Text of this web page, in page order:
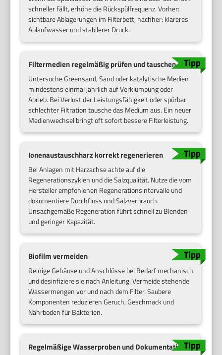
schneller fällt, erhöhe die Rückspülfrequenz. Vorher:
sichtbare Ablagerungen im Filterbett, nachher: klareres
Ablaufwasser und stabilerer Druck.
Filtermedien regelmäßig prüfen und tauschen
Untersuche Greensand, Sand oder katalytische Medien
mindestens einmal jährlich auf Verklumpung oder
Abrieb. Bei Verlust der Leistungsfähigkeit oder spürbar
schlechter Filtration tausche das Medium aus. Ein neuer
Medienwechsel bringt oft sofort bessere Filterleistung.
Ionenaustauschharz korrekt regenerieren
Bei Anlagen mit Harzachse achte auf die
Regenerationszyklen und die Salzqualität. Nutze die vom
Hersteller empfohlenen Regenerationsintervalle und
dokumentiere Durchfluss und Salzverbrauch.
Unsachgemäße Regeneration führt schnell zu Blenden
und geringer Kapazität.
Biofilm vermeiden
Reinige Gehäuse und Anschlüsse bei Bedarf mechanisch
und desinfiziere sie nach Anleitung. Vermeide stehende
Wassermengen vor und nach dem Filter. Saubere
Komponenten reduzieren Geruch, Geschmack und
Nährboden für Bakterien.
Regelmäßige Wasserproben und Dokumentation